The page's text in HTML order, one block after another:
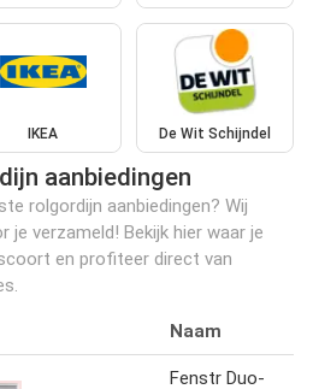
IKEA De Wit Schijndel
aanbiedingen
rolgordijn aanbiedingen? Wij
je verzameld! Bekijk hier waar je
en profiteer direct van
Naam
Fenstr Duo-